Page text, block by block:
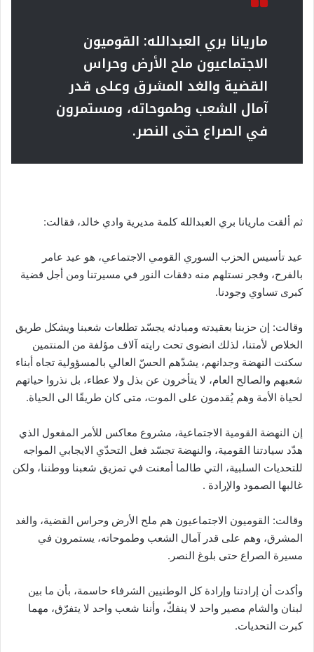
ماريانا بري العبدالله: القوميون
الاجتماعيون ملح الأرض وحراس
القضية والغد المشرق وعلى قدر
آمال الشعب وطموحاته، ومستمرون
في الصراع حتى النصر.
ثم ألقت ماريانا بري العبدالله كلمة مديرية وادي خالد، فقالت:
عيد تأسيس الحزب السوري القومي الاجتماعي، هو عيد عامر
بالفرح، وفجر نستلهم منه دفقات النور في مسيرتنا ومن أجل قضية
كبرى تساوي وجودنا.
وقالت: إن حزبنا بعقيدته ومبادئه يجسّد تطلعات شعبنا ويشكل طريق
الخلاص لأمتنا، لذلك انضوى تحت رايته آلاف مؤلفة من المنتمين
سكنت النهضة وجدانهم، يشدّهم الحسّ العالي بالمسؤولية تجاه أبناء
شعبهم والصالح العام، لا يتأخرون عن بذل ولا عطاء، بل نذروا حياتهم
لحياة الأمة وهم يُقدمون على الموت، متى كان طريقًا الى الحياة.
إن النهضة القومية الاجتماعية، مشروع معاكس للأمر المفعول الذي
هدّد سيادتنا القومية، والنهضة تجسّد فعل التحدّي الايجابي المواجه
للتحديات السلبية، التي طالما أمعنت في تمزيق شعبنا ووطننا، ولكن
غالبها الصمود والإرادة .
وقالت: القوميون الاجتماعيون هم ملح الأرض وحراس القضية، والغد
المشرق، وهم على قدر آمال الشعب وطموحاته، يستمرون في
مسيرة الصراع حتى بلوغ النصر.
وأكدت أن إرادتنا وإرادة كل الوطنيين الشرفاء حاسمة، بأن ما بين
لبنان والشام مصير واحد لا ينفكّ، وأننا شعب واحد لا يتفرّق، مهما
كبرت التحديات.